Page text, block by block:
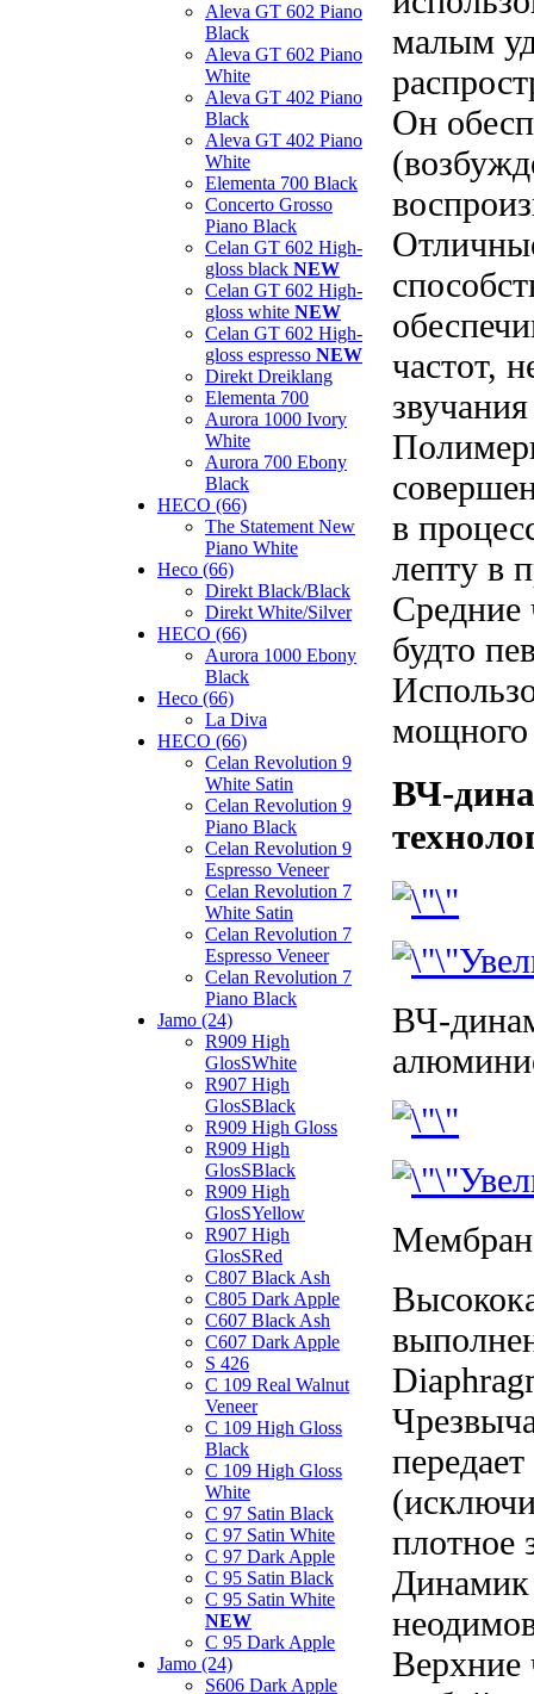
Aleva GT 602 Piano
Black
Aleva GT 602 Piano
White
Aleva GT 402 Piano
Black
Aleva GT 402 Piano
White
Elementa 700 Black
Concerto Grosso
Piano Black
Celan GT 602 High-
gloss black NEW
Celan GT 602 High-
gloss white NEW
Celan GT 602 High-
gloss espresso NEW
Direkt Dreiklang
Elementa 700
Aurora 1000 Ivory
White
Aurora 700 Ebony
Black
HECO (66)
The Statement New
Piano White
Heco (66)
Direkt Black/Black
Direkt White/Silver
HECO (66)
Aurora 1000 Ebony
Black
Heco (66)
La Diva
HECO (66)
Celan Revolution 9
White Satin
Celan Revolution 9
Piano Black
Celan Revolution 9
Espresso Veneer
Celan Revolution 7
White Satin
Celan Revolution 7
Espresso Veneer
Celan Revolution 7
Piano Black
Jamo (24)
R909 High
GlosSWhite
R907 High
GlosSBlack
R909 High Gloss
R909 High
GlosSBlack
R909 High
GlosSYellow
R907 High
GlosSRed
C807 Black Ash
C805 Dark Apple
C607 Black Ash
C607 Dark Apple
S 426
C 109 Real Walnut
Veneer
C 109 High Gloss
Black
C 109 High Gloss
White
C 97 Satin Black
C 97 Satin White
C 97 Dark Apple
C 95 Satin Black
C 95 Satin White
NEW
C 95 Dark Apple
Jamo (24)
S606 Dark Apple
малым
Он
частот,
в
лепту в
Средние
будто
мощного
ВЧ-
ВЧ-
плотное
Верхние